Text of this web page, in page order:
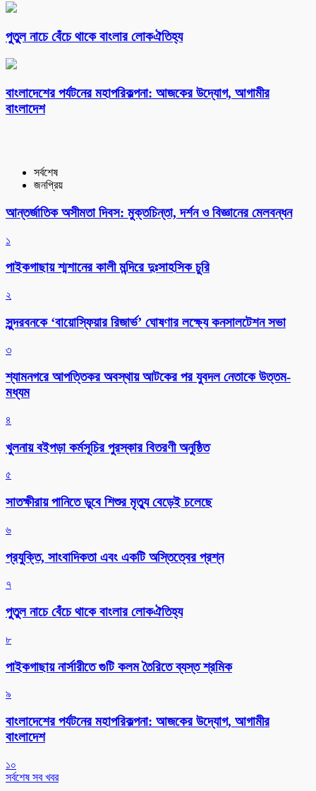
পুতুল নাচে বেঁচে থাকে বাংলার লোকঐতিহ্য
বাংলাদেশের পর্যটনের মহাপরিকল্পনা: আজকের উদ্যোগ, আগামীর
বাংলাদেশ
সর্বশেষ
জনপ্রিয়
আন্তর্জাতিক অসীমতা দিবস: মুক্তচিন্তা, দর্শন ও বিজ্ঞানের মেলবন্ধন
১
পাইকগাছায় শ্মশানের কালী মন্দিরে দুঃসাহসিক চুরি
২
সুন্দরবনকে ‘বায়োস্ফিয়ার রিজার্ভ’ ঘোষণার লক্ষ্যে কনসালটেশন সভা
৩
শ্যামনগরে আপত্তিকর অবস্থায় আটকের পর যুবদল নেতাকে উত্তম-
মধ্যম
৪
খুলনায় বইপড়া কর্মসূচির পুরস্কার বিতরণী অনুষ্ঠিত
৫
সাতক্ষীরায় পানিতে ডুবে শিশুর মৃত্যু বেড়েই চলেছে
৬
প্রযুক্তি, সাংবাদিকতা এবং একটি অস্তিত্বের প্রশ্ন
৭
পুতুল নাচে বেঁচে থাকে বাংলার লোকঐতিহ্য
৮
পাইকগাছায় নার্সারীতে গুটি কলম তৈরিতে ব্যস্ত শ্রমিক
৯
বাংলাদেশের পর্যটনের মহাপরিকল্পনা: আজকের উদ্যোগ, আগামীর
বাংলাদেশ
১০
সর্বশেষ সব খবর